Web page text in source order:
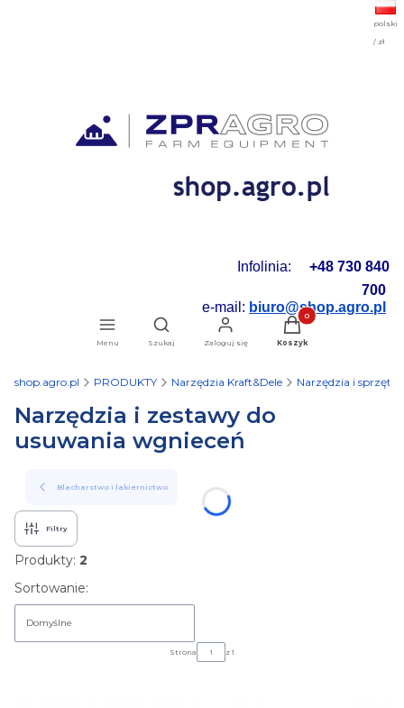
polski
/ zł
Infolinia: +48 730 840
700
e-mail: biuro@shop.agro.pl
Menu
Otwórz wyszukiwarkę
Szukaj Zaloguj się
Produkty w koszyku: 0.
Koszyk
shop.agro.pl PRODUKTY Narzędzia Kraft&Dele Narzędzia i sprzęt
Narzędzia i zestawy do
usuwania wgnieceń
Blacharstwo i lakiernictwo
Filtry
Produkty: 2
Lista produktów
Sortowanie:
Domyślne
Strona z 1